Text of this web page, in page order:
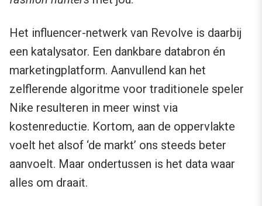
Het influencer-netwerk van Revolve is daarbij
een katalysator. Een dankbare databron én
marketingplatform. Aanvullend kan het
zelflerende algoritme voor traditionele speler
Nike resulteren in meer winst via
kostenreductie. Kortom, aan de oppervlakte
voelt het alsof ‘de markt’ ons steeds beter
aanvoelt. Maar ondertussen is het data waar
alles om draait.